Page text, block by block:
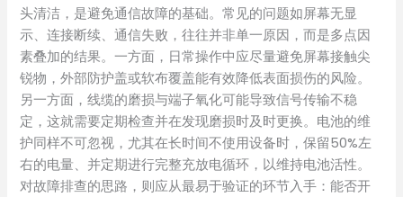
头清洁，是避免通信故障的基础。常见的问题如屏幕无显
示、连接断续、通信失败，往往并非单一原因，而是多点因
素叠加的结果。一方面，日常操作中应尽量避免屏幕接触尖
锐物，外部防护盖或软布覆盖能有效降低表面损伤的风险。
另一方面，线缆的磨损与端子氧化可能导致信号传输不稳
定，这就需要定期检查并在发现磨损时及时更换。电池的维
护同样不可忽视，尤其在长时间不使用设备时，保留50%左
右的电量、并定期进行完整充放电循环，以维持电池活性。
对故障排查的思路，则应从最易于验证的环节入手：能否开